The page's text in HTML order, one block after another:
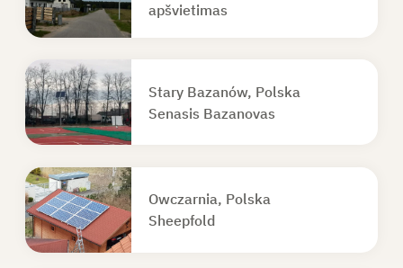
apšvietimas
Stary Bazanów, Polska
Senasis Bazanovas
Owczarnia, Polska
Sheepfold